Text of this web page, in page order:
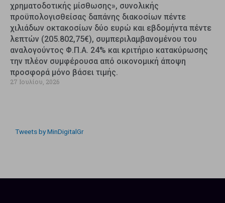
χρηματοδοτικής μίσθωσης», συνολικής
προϋπολογισθείσας δαπάνης διακοσίων πέντε
χιλιάδων οκτακοσίων δύο ευρώ και εβδομήντα πέντε
λεπτών (205.802,75€), συμπεριλαμβανομένου του
αναλογούντος Φ.Π.Α. 24% και κριτήριο κατακύρωσης
την πλέον συμφέρουσα από οικονομική άποψη
προσφορά μόνο βάσει τιμής.
27 Ιουλίου, 2026
Tweets by MinDigitalGr